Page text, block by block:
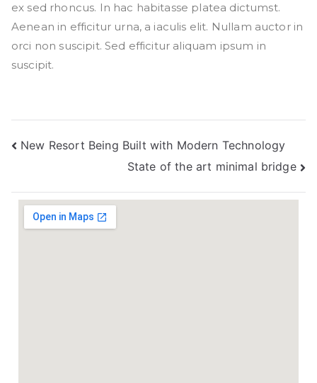
ex sed rhoncus. In hac habitasse platea dictumst.
Aenean in efficitur urna, a iaculis elit. Nullam auctor in
orci non suscipit. Sed efficitur aliquam ipsum in
suscipit.
Post
New Resort Being Built with Modern Technology
State of the art minimal bridge